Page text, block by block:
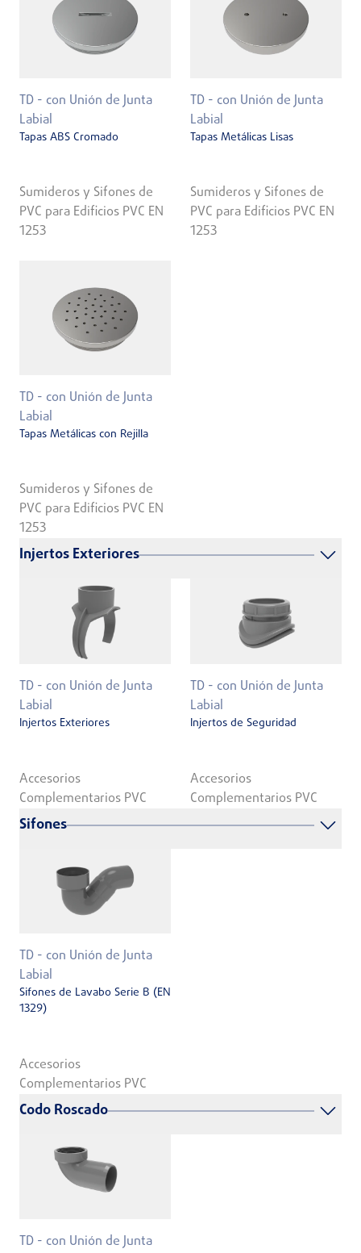
TD - con Unión de Junta
Labial
Tapas ABS Cromado
Sumideros y Sifones de
PVC para Edificios PVC EN
1253
TD - con Unión de Junta
Labial
Tapas Metálicas Lisas
Sumideros y Sifones de
PVC para Edificios PVC EN
1253
TD - con Unión de Junta
Labial
Tapas Metálicas con Rejilla
Sumideros y Sifones de
PVC para Edificios PVC EN
1253
Injertos Exteriores
TD - con Unión de Junta
Labial
Injertos Exteriores
Accesorios
Complementarios PVC
TD - con Unión de Junta
Labial
Injertos de Seguridad
Accesorios
Complementarios PVC
Sifones
TD - con Unión de Junta
Labial
Sifones de Lavabo Serie B (EN
1329)
Accesorios
Complementarios PVC
Codo Roscado
TD - con Unión de Junta